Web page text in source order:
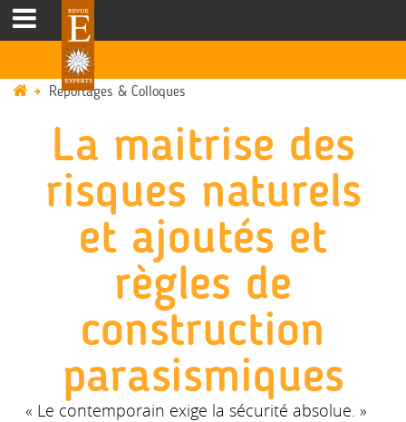
Reportages & Colloques
La maitrise des
risques naturels
et ajoutés et
règles de
construction
parasismiques
« Le contemporain exige la sécurité absolue. »